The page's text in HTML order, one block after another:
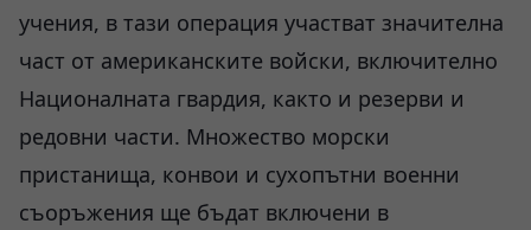
учения, в тази операция участват значителна
част от американските войски, включително
Националната гвардия, както и резерви и
редовни части. Множество морски
пристанища, конвои и сухопътни военни
съоръжения ще бъдат включени в